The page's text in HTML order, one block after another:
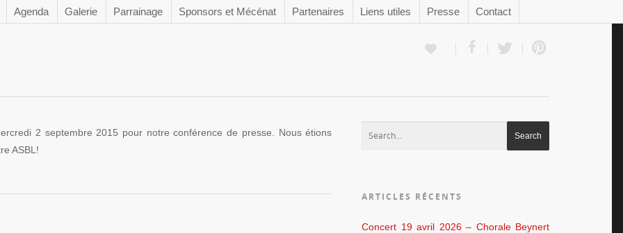
Agenda Galerie Parrainage Sponsors et Mécénat Partenaires Liens utiles Presse Contact
2 septembre 2015 pour notre conférence de presse. Nous étions
ASBL!
ARTICLES RÉCENTS
Concert 19 avril 2026 – Chorale Beynert